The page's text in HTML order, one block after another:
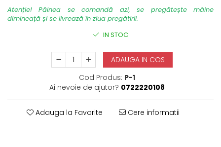
Atenție! Pâinea se comandă azi, se pregătește mâine
dimineață și se livrează în ziua pregătirii.
IN STOC
ADAUGA IN COS
Cod Produs: P-1
Ai nevoie de ajutor? 0722220108
Adauga la Favorite Cere informatii